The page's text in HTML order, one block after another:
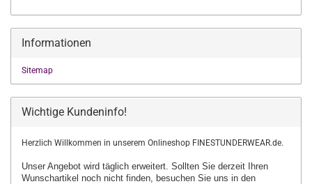
Informationen
Sitemap
Wichtige Kundeninfo!
Herzlich Willkommen in unserem Onlineshop FINESTUNDERWEAR.de.
Unser Angebot wird täglich erweitert. Sollten Sie derzeit Ihren
Wunschartikel noch nicht finden, besuchen Sie uns in den